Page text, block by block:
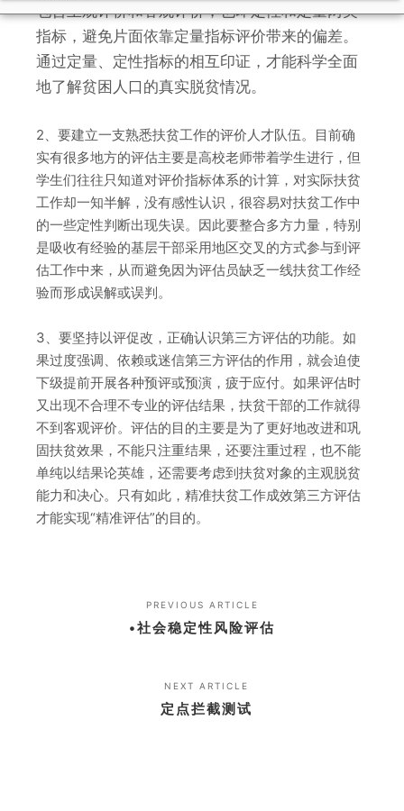
包含主观评价和客观评价，也即定性和定量两类
指标，避免片面依靠定量指标评价带来的偏差。
通过定量、定性指标的相互印证，才能科学全面
地了解贫困人口的真实脱贫情况。
2、要建立一支熟悉扶贫工作的评价人才队伍。目前确
实有很多地方的评估主要是高校老师带着学生进行，但
学生们往往只知道对评价指标体系的计算，对实际扶贫
工作却一知半解，没有感性认识，很容易对扶贫工作中
的一些定性判断出现失误。因此要整合多方力量，特别
是吸收有经验的基层干部采用地区交叉的方式参与到评
估工作中来，从而避免因为评估员缺乏一线扶贫工作经
验而形成误解或误判。
3、要坚持以评促改，正确认识第三方评估的功能。如
果过度强调、依赖或迷信第三方评估的作用，就会迫使
下级提前开展各种预评或预演，疲于应付。如果评估时
又出现不合理不专业的评估结果，扶贫干部的工作就得
不到客观评价。评估的目的主要是为了更好地改进和巩
固扶贫效果，不能只注重结果，还要注重过程，也不能
单纯以结果论英雄，还需要考虑到扶贫对象的主观脱贫
能力和决心。只有如此，精准扶贫工作成效第三方评估
才能实现“精准评估”的目的。
PREVIOUS ARTICLE
•社会稳定性风险评估
NEXT ARTICLE
定点拦截测试